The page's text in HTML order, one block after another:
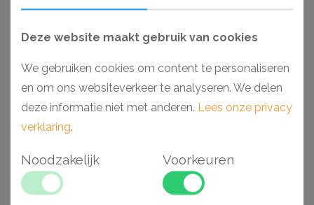
Omschrijving
CH00104358
Als minimalistisch en discreet element is de WL14 een
zeer veelzijdige wandlijst die op elk deel van de muur
Deze website maakt gebruik van cookies
We gebruiken cookies om content te personaliseren
en om ons websiteverkeer te analyseren. We delen
deze informatie niet met anderen. Lees onze privacy
verklaring.
Noodzakelijk Voorkeuren